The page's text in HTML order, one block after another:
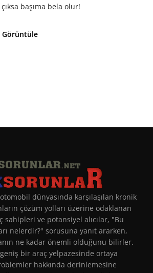
başıma bela olur!
Görüntüle
dünyasında karşılaşılan kronik
çözüm yolları üzerine odaklanan
ve potansiyel alıcılar, "Bu
nelerdir?" sorusuna yanıt ararken,
ne kadar önemli olduğunu bilirler.
bir araç yelpazesinde ortaya
hakkında derinlemesine